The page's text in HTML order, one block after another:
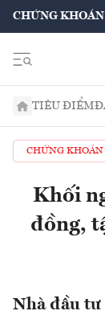
CHỨNG KHOÁN
TIÊU ĐIỂM
CHỨNG KHOÁN
Khối
đồng,
Nhà đầu tư